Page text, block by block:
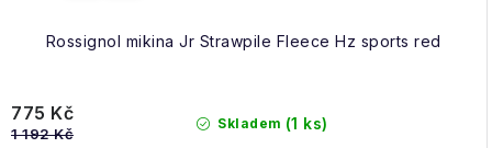
Rossignol mikina Jr Strawpile Fleece Hz sports red
Skladem (1 ks)
775 Kč
1 192 Kč